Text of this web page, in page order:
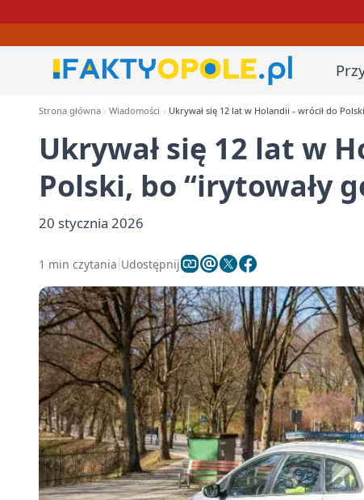
Strona główna Wiadomości Ukrywał się 12 lat w Holandii - wrócił do
Ukrywał się 12 lat w
Polski, bo
20 stycznia 2026
1 min czytania Udostępnij